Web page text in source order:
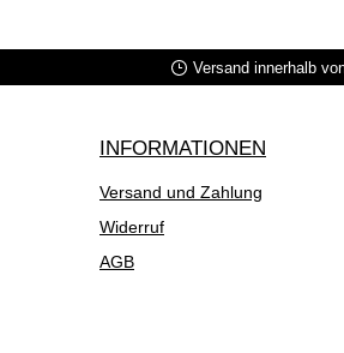
Versand innerhalb
INFORMATIONEN
Versand und Zahlung
Widerruf
AGB